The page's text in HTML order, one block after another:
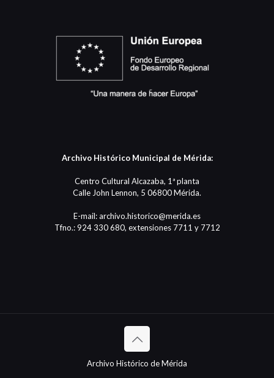
Archivo Histórico Municipal de Mérida:
Centro Cultural Alcazaba, 1ª planta
Calle John Lennon, 5 06800 Mérida.
E-mail: archivo.historico@merida.es
Tfno.: 924 330 680, extensiones 7711 y 7712
Archivo Histórico de Mérida